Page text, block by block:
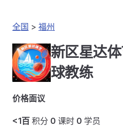
全国 > 福州
新区星达
球教练
价格面议
<1百 积分 0 课时 0 学员